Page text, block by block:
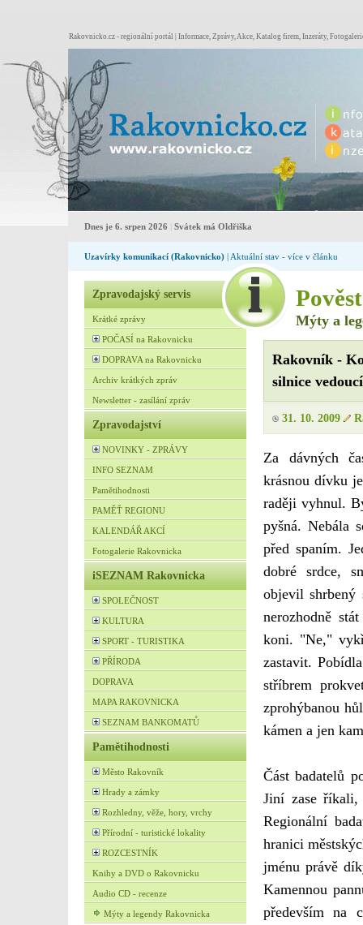
Rakovnicko.cz - regionální portál | Informace, Zprávy, Akce, Katalog firem, Inzeráty,
Dnes je 6. srpen 2026 Svátek má Oldřiška
Uzavírky komunikací (Rakovnicko) | Aktuální stav - více v článku
Zpravodajský servis
Krátké zprávy
POČASÍ na Rakovnicku
DOPRAVA na Rakovnicku
Archiv krátkých zpráv
Newsletter - zasílání zpráv
Zpravodajství
NOVINKY - ZPRÁVY
INFO SEZNAM
Pamětihodnosti
PAMĚŤ REGIONU
KALENDÁŘ AKCÍ
Fotogalerie Rakovnicka
iSEZNAM Rakovnicka
SPOLEČNOST
KULTURA
SPORT - TURISTIKA
PŘÍRODA
DOPRAVA
MAPA RAKOVNICKA
SEZNAM BANKOMATŮ
Pamětihodnosti
Město Rakovník
Hrady a zámky
Rozhledny, věže, hory, vrchy
Přírodní - turistické lokality
ROZCESTNÍK
Knihy a DVD o Rakovnicku
Audio CD - recenze
Mýty a legendy Rakovnicka
Mýty a
Rakovník -
silnice
31. 10. 2009
Za dávných
krásnou dívku
raději vyhnul.
pyšná. Nebála
před spaním.
dobré srdce,
objevil shrbený
nerozhodně
koni. "Ne,"
zastavit.
stříbrem
zprohýbanou
kámen a jen
Část badatelů
Jiní zase
Regionální
hranici
jménu právě
Kamennou
především na